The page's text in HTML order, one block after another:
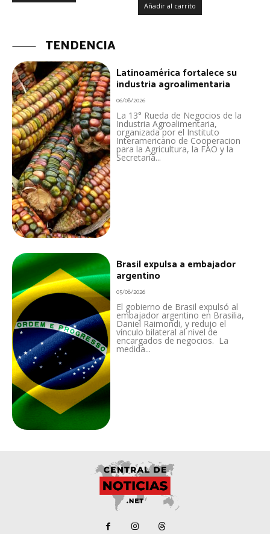
Añadir al carrito
TENDENCIA
Latinoamérica fortalece su
industria agroalimentaria
06/08/2026
La 13° Rueda de Negocios de la
Industria Agroalimentaria,
organizada por el Instituto
Interamericano de Cooperacion
para la Agricultura, la FAO y la
Secretaría...
Brasil expulsa a embajador
argentino
05/08/2026
El gobierno de Brasil expulsó al
embajador argentino en Brasilia,
Daniel Raimondi, y redujo el
vínculo bilateral al nivel de
encargados de negocios. La
medida...